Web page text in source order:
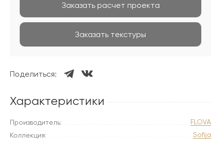
Заказать расчет проекта
Заказать текстуры
Поделиться:
Характеристики
Производитель:
FLOVA
Коллекция:
Sofija